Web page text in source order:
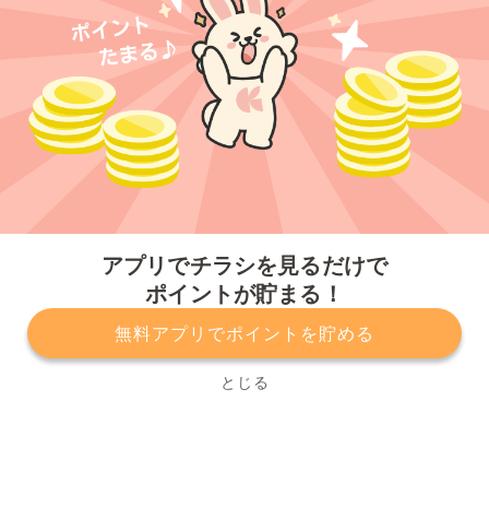
アプリでチラシを見るだけで
ポイントが貯まる！
無料アプリでポイントを貯める
とじる
プライバシーポリシー 利用規約
運営会社
サービスに関してのお問い合わせ